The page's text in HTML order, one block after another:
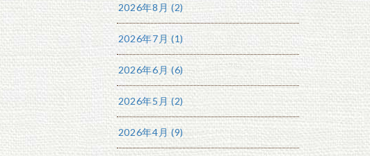
2026年8月 (2)
2026年7月 (1)
2026年6月 (6)
2026年5月 (2)
2026年4月 (9)